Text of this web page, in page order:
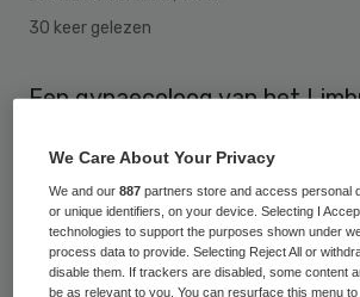
30 keer gelezen
Een gynaecoloog van het
de baarmoeder verwijderd van
vrouw (35) met kinderwens.
moet de vrouw nu een
van zo’n 33.700 euro
We Care About Your Privacy
We and our887 partners store and access personal
or unique identifiers, on your device. Selecting I
technologies to support the purposes shown under
process data to provide. Selecting Reject All or
disable them. If trackers are disabled, some content
be as relevant to you. You can resurface this menu